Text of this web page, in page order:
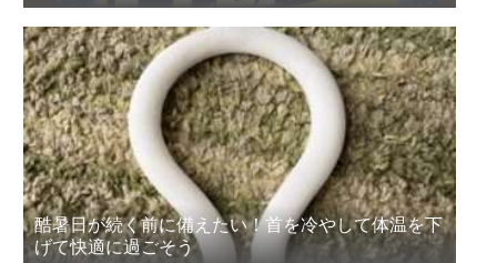
酷暑日が続く前に備えたい！首を冷やして体温を下
げて快適に過ごそう